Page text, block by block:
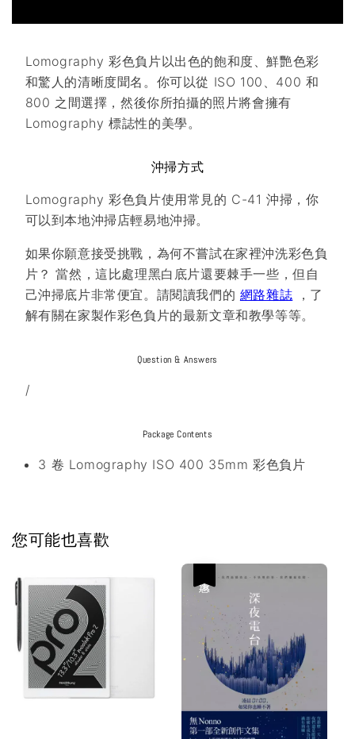
Lomography 彩色負片以出色的飽和度、鮮艷色彩
和驚人的清晰度聞名。你可以從 ISO 100、400 和
800 之間選擇，然後你所拍攝的照片將會擁有
Lomography 標誌性的美學。
沖掃方式
Lomography 彩色負片使用常見的 C-41 沖掃，你
可以到本地沖掃店輕易地沖掃。
如果你願意接受挑戰，為何不嘗試在家裡沖洗彩色負
片？ 當然，這比處理黑白底片還要棘手一些，但自
己沖掃底片非常便宜。請閱讀我們的 網路雜誌 ，了
解有關在家製作彩色負片的最新文章和教學等等。
Question & Answers
/
Package Contents
3 卷 Lomography ISO 400 35mm 彩色負片
您可能也喜歡